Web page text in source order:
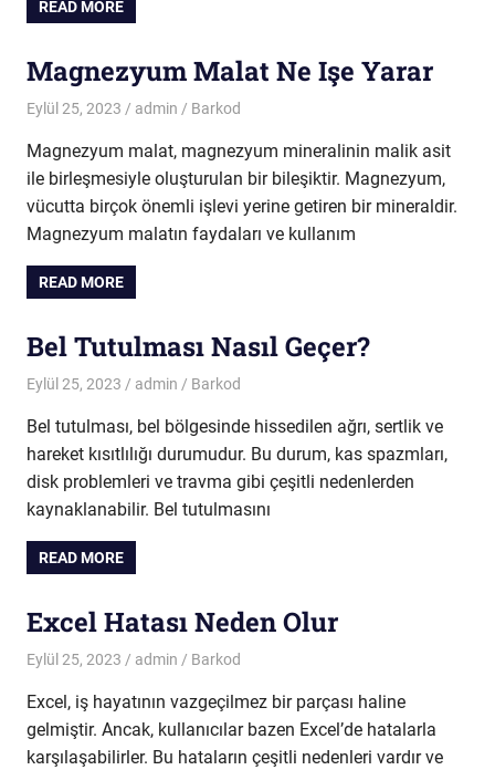
READ MORE
Magnezyum Malat Ne Işe Yarar
Eylül 25, 2023 admin Barkod
Magnezyum malat, magnezyum mineralinin malik asit
ile birleşmesiyle oluşturulan bir bileşiktir. Magnezyum,
vücutta birçok önemli işlevi yerine getiren bir mineraldir.
Magnezyum malatın faydaları ve kullanım
READ MORE
Bel Tutulması Nasıl Geçer?
Eylül 25, 2023 admin Barkod
Bel tutulması, bel bölgesinde hissedilen ağrı, sertlik ve
hareket kısıtlılığı durumudur. Bu durum, kas spazmları,
disk problemleri ve travma gibi çeşitli nedenlerden
kaynaklanabilir. Bel tutulmasını
READ MORE
Excel Hatası Neden Olur
Eylül 25, 2023 admin Barkod
Excel, iş hayatının vazgeçilmez bir parçası haline
gelmiştir. Ancak, kullanıcılar bazen Excel’de hatalarla
karşılaşabilirler. Bu hataların çeşitli nedenleri vardır ve